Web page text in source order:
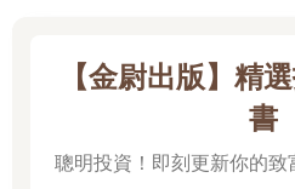
界，中國的銀行體系或是德國企業
嗎？由於未來流行疫病的防範牽涉
以我們有時不得不捲入其他社會的
的道理也適用於經濟與金融危機。
遺憾的是，儘管有效疫苗的迅速開
【金尉出版】精
書
聰明投資！即刻更新你的致